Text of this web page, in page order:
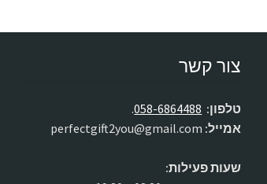
צור קשר
טלפון: 058-6864488
.
אמייל:
שעות פעילות: